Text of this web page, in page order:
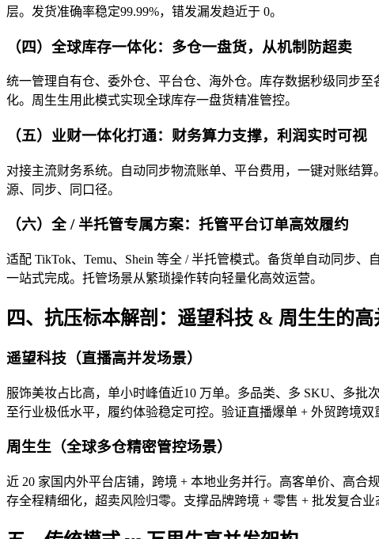
层。发货准确率稳定99.99%，错发漏发趋近于 0。
（四）全球库存一体化：多仓一盘货，从机制防超卖
统一管理自有仓、委外仓、平台仓、海外仓。库存数据秒级同步
化。周生生用此模式实现全球库存一盘货精准管控。
（五）业财一体化打通：财务算力支撑，利润实时可视
对接主流财务系统。自动同步物流账单、平台费用，一键对账结
源、同步、同口径。
（六）全 / 半托管专属方案：托管平台订单高效履约
适配 TikTok、Temu、Shein 等全 / 半托管模式。备货单自动同步
一站式完成。托管场景从繁琐操作转向轻量化高效运营。
四、抗压标本解剖：遥望科技 & 周生生的高
遥望科技（直播高并发场景）
服饰美妆占比高，单小时峰值近10 万单。多品类、多 SKU、多
至行业极低水平，履约体验稳定可控。验证直播爆单 + 外贸跨境双
周生生（全球多仓精密管控场景）
近 20 家国内外平台店铺，跨境 + 本地业务并行。高客单价、高
存全程精细化，超卖风险归零。支撑品牌跨境 + 零售 + 批发复合业